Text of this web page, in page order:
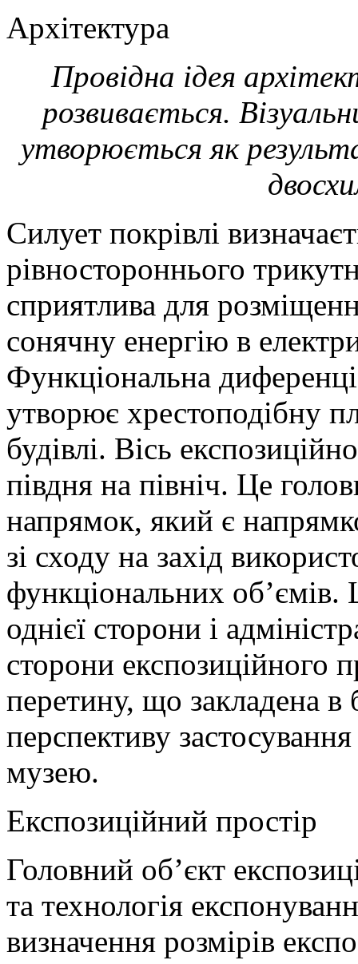
Архітектура
Провідна ідея
розвивається.
утворюється як
Силует покрівлі
рівностороннього
сприятлива для
сонячну енергію в
Функціональна
утворює хрестоподібну
будівлі. Вісь
півдня на північ. Це
напрямок, який є
зі сходу на захід
функціональних об’ємів.
однієї сторони і
сторони експозиційного
перетину, що закладена в
перспективу
музею.
Експозиційний простір
Головний об’єкт
та технологія
визначення розмірів